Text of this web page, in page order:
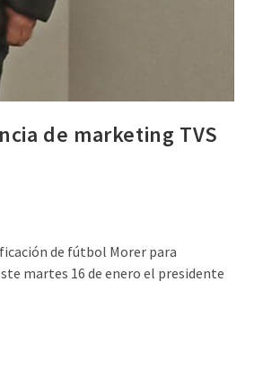
de marketing TVS
de fútbol Morer para
martes 16 de enero el presidente